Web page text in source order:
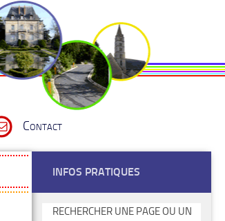
Contact
INFOS PRATIQUES
RECHERCHER UNE PAGE OU UN